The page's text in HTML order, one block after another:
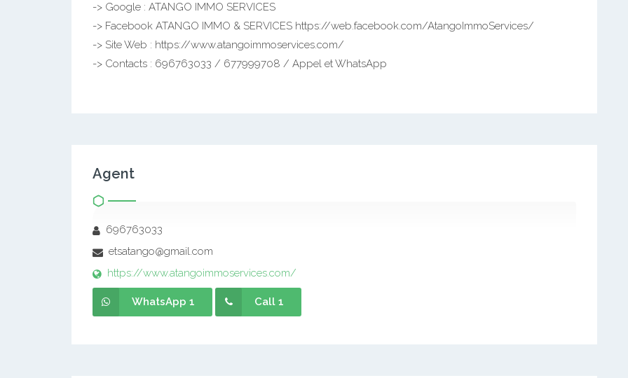
-> Google : ATANGO IMMO SERVICES
-> Facebook ATANGO IMMO & SERVICES https://web.facebook.com/AtangoImmoServices/
-> Site Web : https://www.atangoimmoservices.com/
-> Contacts : 696763033 / 677999708 / Appel et WhatsApp
Agent
696763033
etsatango@gmail.com
https://www.atangoimmoservices.com/
WhatsApp 1 Call 1